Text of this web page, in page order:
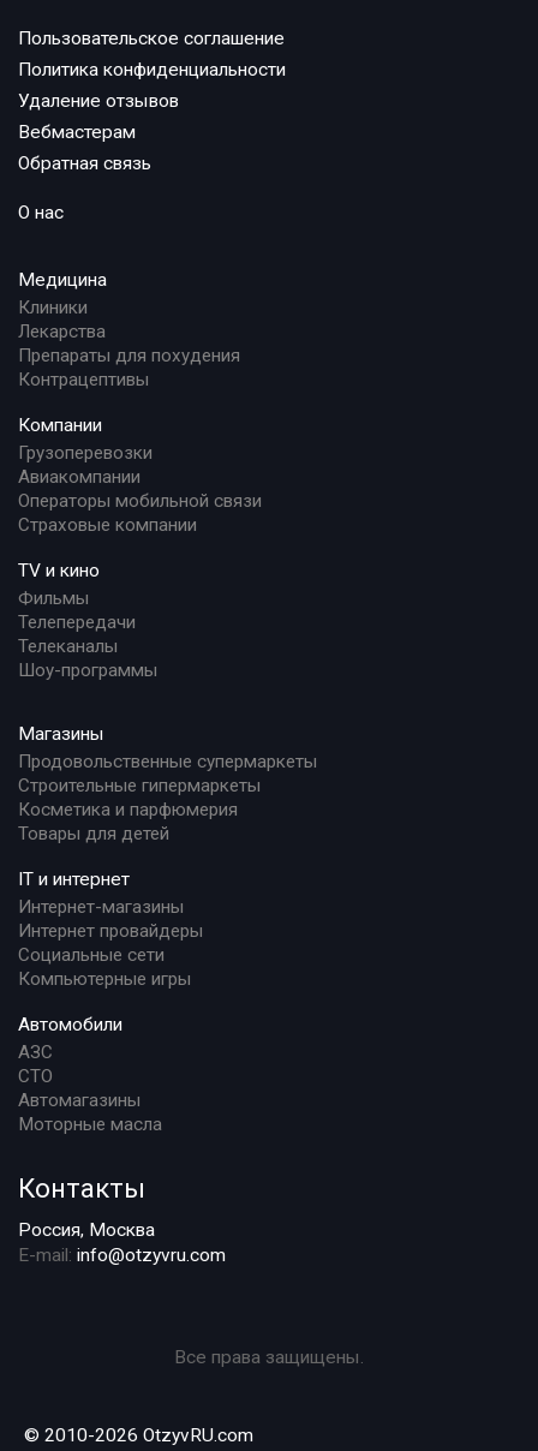
Пользовательское соглашение
Политика конфиденциальности
Удаление отзывов
Вебмастерам
Обратная связь
О нас
Медицина
Клиники
Лекарства
Препараты для похудения
Контрацептивы
Компании
Грузоперевозки
Авиакомпании
Операторы мобильной связи
Страховые компании
TV и кино
Фильмы
Телепередачи
Телеканалы
Шоу-программы
Магазины
Продовольственные супермаркеты
Строительные гипермаркеты
Косметика и парфюмерия
Товары для детей
IT и интернет
Интернет-магазины
Интернет провайдеры
Социальные сети
Компьютерные игры
Автомобили
АЗС
СТО
Автомагазины
Моторные масла
Контакты
Россия, Москва
E-mail: info@otzyvru.com
Все права защищены.
© 2010-2026 OtzyvRU.com